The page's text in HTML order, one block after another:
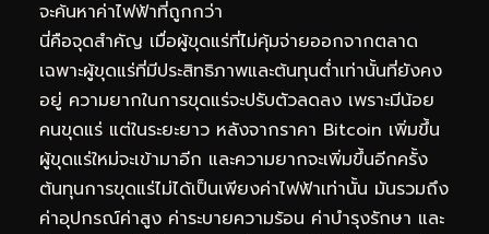
จะค้นหาค่าไฟฟ้าที่ถูกกว่า
นี่คือจุดสำคัญ เมื่อผู้ขุดแร่ที่ไม่คุ้มจ่ายออกจากตลาด
เฉพาะผู้ขุดแร่ที่มีประสิทธิภาพและต้นทุนต่ำเท่านั้นที่ยังคง
อยู่ ความยากในการขุดแร่จะปรับตัวลดลง เพราะมีน้อย
คนขุดแร่ แต่ในระยะยาว หลังจากราคา Bitcoin เพิ่มขึ้น
ผู้ขุดแร่ใหม่จะเข้ามาอีก และความยากจะเพิ่มขึ้นอีกครั้ง
ต้นทุนการขุดแร่ไม่ได้เป็นเพียงค่าไฟฟ้าเท่านั้น มันรวมถึง
ค่าอุปกรณ์ค่าสูง ค่าระบายความร้อน ค่าบำรุงรักษา และ